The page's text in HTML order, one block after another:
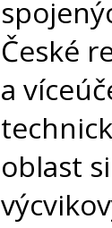
České
a
oblast